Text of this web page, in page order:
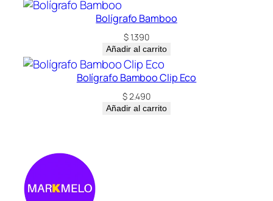
Bolígrafo Bamboo
$1.390
Añadir al carrito
Bolígrafo Bamboo Clip Eco
$2.490
Añadir al carrito